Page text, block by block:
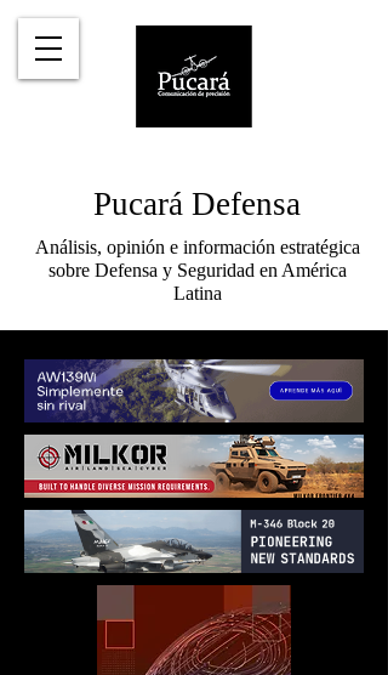
Pucará Defensa
Análisis, opinión e información estratégica
sobre Defensa y Seguridad en América
Latina